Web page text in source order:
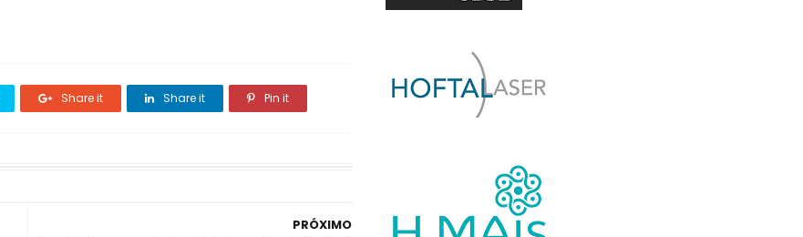
Share it Share it Pin it
PRÓXIMO